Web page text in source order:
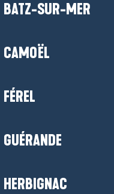
BATZ-SUR-MER
CAMOËL
FÉREL
GUÉRANDE
HERBIGNAC